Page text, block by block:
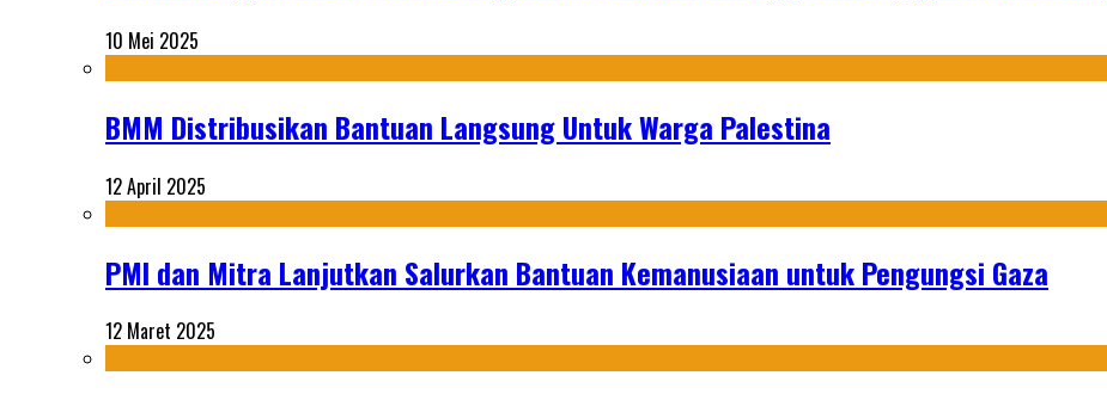
10 Mei 2025
BMM Distribusikan Bantuan Langsung Untuk Warga Palestina
12 April 2025
PMI dan Mitra Lanjutkan Salurkan Bantuan Kemanusiaan untuk Pengungsi Gaza
12 Maret 2025